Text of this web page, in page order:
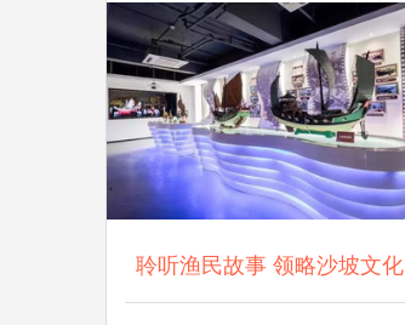
聆听渔民故事 领略沙坡文化